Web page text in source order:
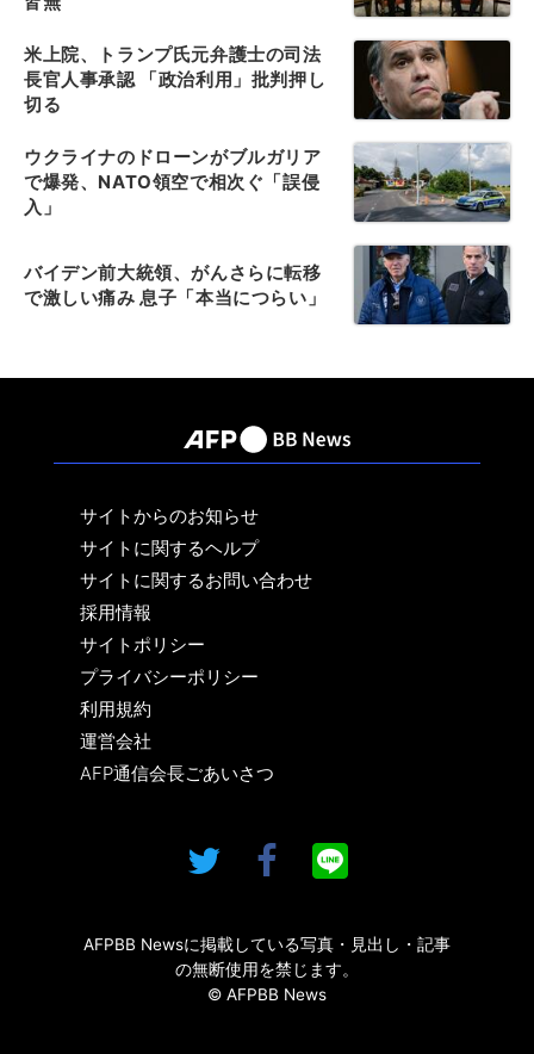
米上院、トランプ氏元弁護士の司法
長官人事承認 「政治利用」批判押し
切る
ウクライナのドローンがブルガリア
で爆発、NATO領空で相次ぐ「誤侵
入」
バイデン前大統領、がんさらに転移
で激しい痛み 息子「本当につらい」
サイトからのお知らせ
サイトに関するヘルプ
サイトに関するお問い合わせ
採用情報
サイトポリシー
プライバシーポリシー
利用規約
運営会社
AFP通信会長ごあいさつ
AFPBB Newsに掲載している写真・見出し・記事
の無断使用を禁じます。
© AFPBB News